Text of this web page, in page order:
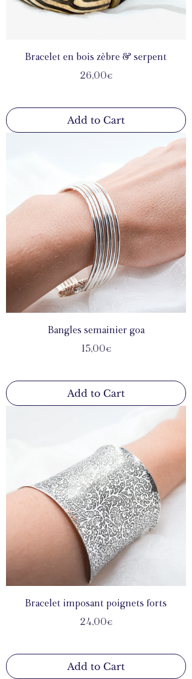
Bracelet en bois zèbre & serpent
Price
26,00€
Add to Cart
Bangles semainier goa
Price
15,00€
Add to Cart
Bracelet imposant poignets forts
Price
24,00€
Add to Cart